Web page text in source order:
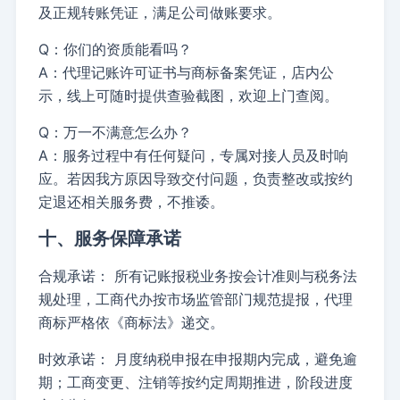
及正规转账凭证，满足公司做账要求。
Q：你们的资质能看吗？
A：代理记账许可证书与商标备案凭证，店内公
示，线上可随时提供查验截图，欢迎上门查阅。
Q：万一不满意怎么办？
A：服务过程中有任何疑问，专属对接人员及时响
应。若因我方原因导致交付问题，负责整改或按约
定退还相关服务费，不推诿。
十、服务保障承诺
合规承诺：
所有记账报税业务按会计准则与税务法
规处理，工商代办按市场监管部门规范提报，代理
商标严格依《商标法》递交。
时效承诺：
月度纳税申报在申报期内完成，避免逾
期；工商变更、注销等按约定周期推进，阶段进度